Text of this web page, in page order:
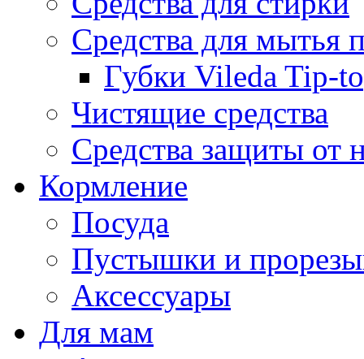
Средства для мытья
Губки Vileda Tip-
Чистящие средства
Средства защиты от
Кормление
Посуда
Пустышки и
Аксессуары
Для мам